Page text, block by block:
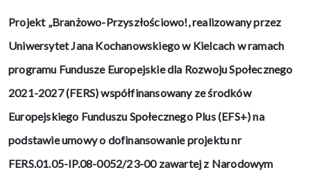
Projekt „Branżowo-Przyszłościowo!, realizowany przez
Uniwersytet Jana Kochanowskiego w Kielcach w ramach
programu Fundusze Europejskie dla Rozwoju Społecznego
2021-2027 (FERS) współfinansowany ze środków
Europejskiego Funduszu Społecznego Plus (EFS+) na
podstawie umowy o dofinansowanie projektu nr
FERS.01.05-IP.08-0052/23-00 zawartej z Narodowym